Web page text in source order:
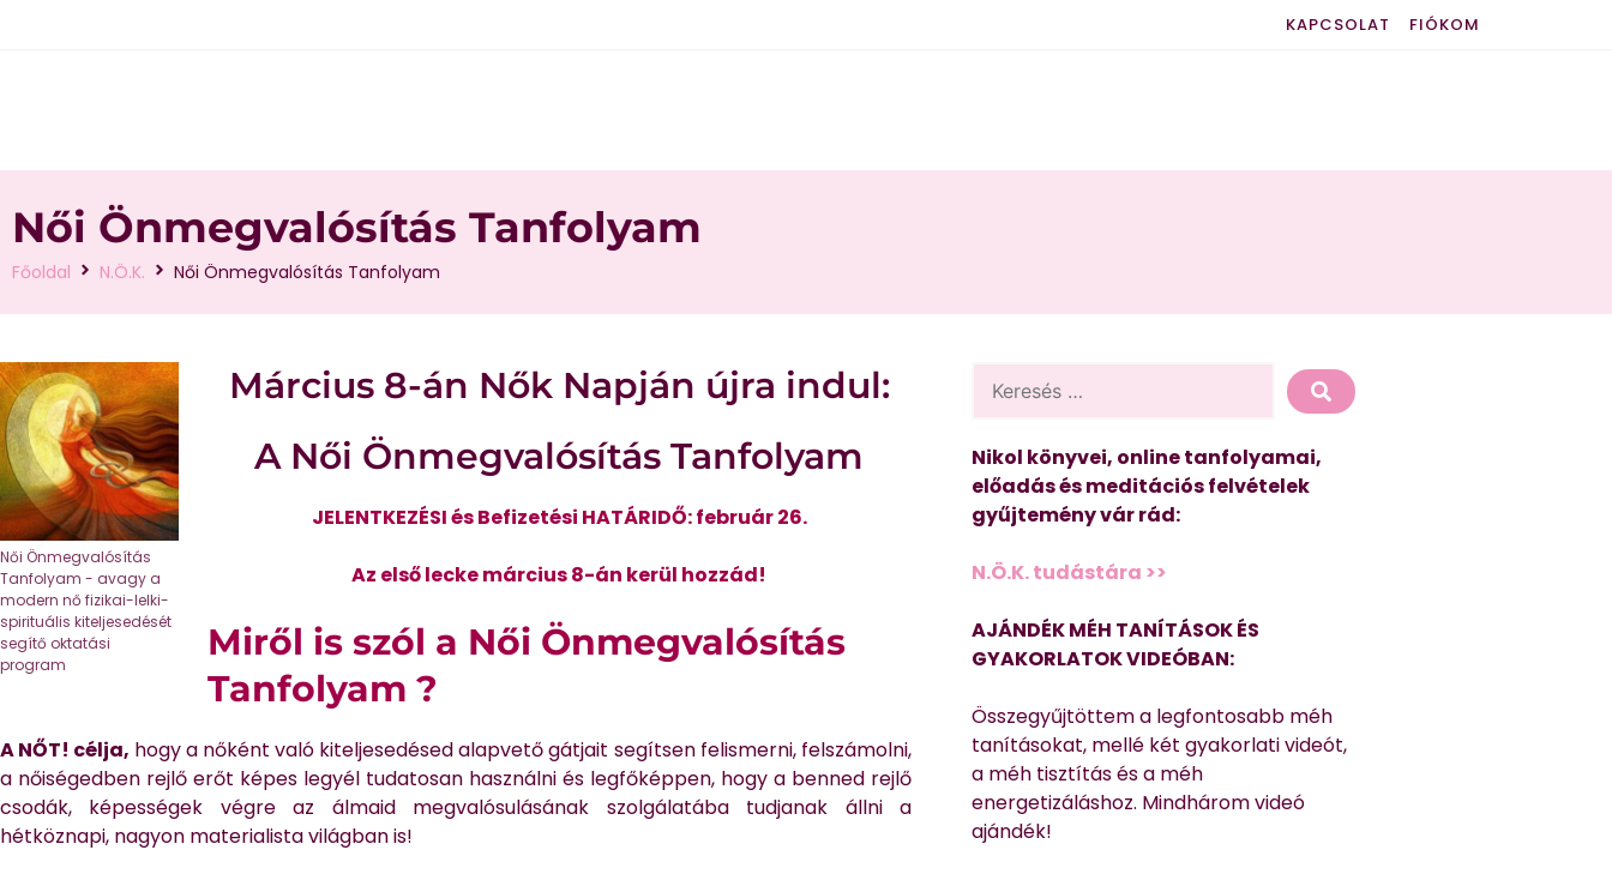
KAPCSOLAT FIÓKOM
Női Önmegvalósítás Tanfolyam
Főoldal N.Ö.K. Női Önmegvalósítás Tanfolyam
Női Önmegvalósítás
Tanfolyam - avagy a
modern nő fizikai-lelki-
spirituális kiteljesedését
segítő oktatási
program
Március 8-án Nők Napján újra indul:
A Női Önmegvalósítás Tanfolyam
JELENTKEZÉSI és Befizetési HATÁRIDŐ: február 26.
Az első lecke március 8-án kerül hozzád!
Miről is szól a Női Önmegvalósítás
Tanfolyam ?
A NŐT! célja, hogy a nőként való kiteljesedésed alapvető gátjait segítsen felismerni, felszámolni,
a nőiségedben rejlő erőt képes legyél tudatosan használni és legfőképpen, hogy a benned rejlő
csodák, képességek végre az álmaid megvalósulásának szolgálatába tudjanak állni a
hétköznapi, nagyon materialista világban is!
Nikol könyvei, online tanfolyamai,
előadás és meditációs felvételek
gyűjtemény vár rád:
N.Ö.K. tudástára >>
AJÁNDÉK MÉH TANÍTÁSOK ÉS
GYAKORLATOK VIDEÓBAN:
Összegyűjtöttem a legfontosabb méh
tanításokat, mellé két gyakorlati videót,
a méh tisztítás és a méh
energetizáláshoz. Mindhárom videó
ajándék!